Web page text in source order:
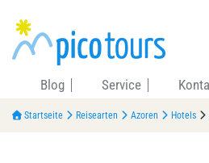
Blog Service
Startseite Reisearten Azoren Hotels